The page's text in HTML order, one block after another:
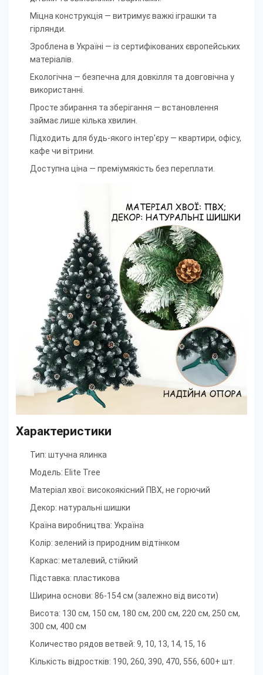
Міцна конструкція — витримує важкі іграшки та
гірлянди.
Зроблена в Україні — із сертифікованих європейських
матеріалів.
Екологічна — безпечна для довкілля та довговічна у
використанні.
Просте збирання та зберігання — встановлення
займає лише кілька хвилин.
Підходить для будь-якого інтер'єру — квартири, офісу,
кафе чи вітрини.
Доступна ціна — преміумякість без переплати.
Характеристики
Тип: штучна ялинка
Модель: Elite Tree
Матеріал хвої: високоякісний ПВХ, не горючий
Декор: натуральні шишки
Країна виробництва: Україна
Колір: зелений із природним відтінком
Каркас: металевий, стійкий
Підставка: пластикова
Ширина основи: 86-154 см (залежно від висоти)
Висота: 130 см, 150 см, 180 см, 200 см, 220 см, 250 см,
300 см, 400 см
Количество рядов ветвей: 9, 10, 13, 14, 15, 16
Кількість відростків: 190, 260, 390, 470, 556, 600+ шт.